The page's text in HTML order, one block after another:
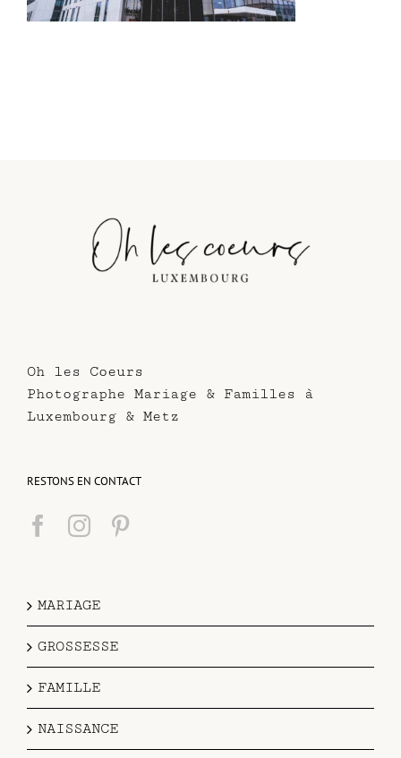
Oh les Coeurs
Photographe Mariage & Familles à
Luxembourg & Metz
RESTONS EN CONTACT
MARIAGE
GROSSESSE
FAMILLE
NAISSANCE